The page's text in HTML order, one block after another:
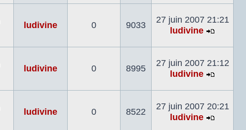
le
dernier
ludivine 0 9033
27 juin 2007 21:21
ludivine
le
dernier
ludivine 0 8995
27 juin 2007 21:12
ludivine
le
dernier
ludivine 0 8522
27 juin 2007 20:21
ludivine